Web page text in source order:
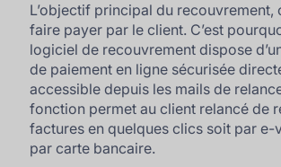
L’objectif principal du recouvrement,
faire payer par le client. C’est
logiciel de recouvrement dispose
de paiement en ligne sécurisée
accessible depuis les mails de
fonction permet au client relancé de
factures en quelques clics soit par e-
par carte bancaire.